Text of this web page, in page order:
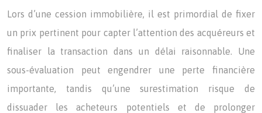
Lors d’une cession immobilière, il est primordial de fixer
un prix pertinent pour capter l’attention des acquéreurs et
finaliser la transaction dans un délai raisonnable. Une
sous-évaluation peut engendrer une perte financière
importante, tandis qu’une surestimation risque de
dissuader les acheteurs potentiels et de prolonger